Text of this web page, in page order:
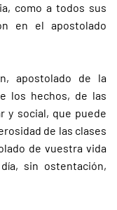
como a todos sus
en el apostolado
apostolado de la
los hechos, de las
y social, que puede
de las clases
de vuestra vida
sin ostentación,